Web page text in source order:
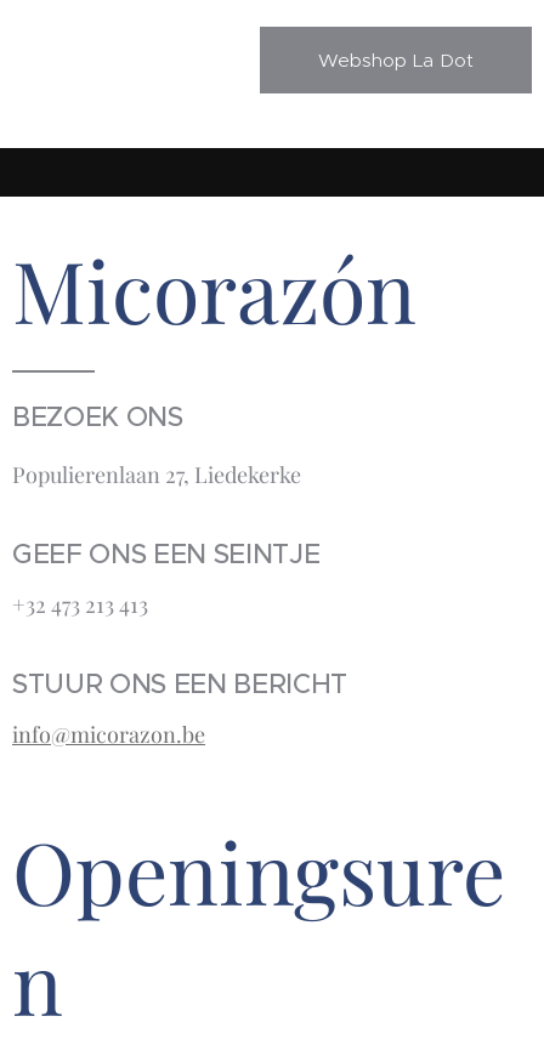
Webshop La Dot
Micorazón
BEZOEK ONS
Populierenlaan 27, Liedekerke
GEEF ONS EEN SEINTJE
+32 473 213 413‬
STUUR ONS EEN BERICHT
info@micorazon.be
Openingsure
n